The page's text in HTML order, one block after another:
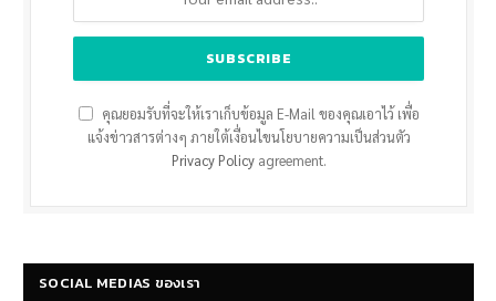
คุณยอมรับที่จะให้เราเก็บข้อมูล E-Mail ของคุณเอาไว้ เพื่อ
แจ้งข่าวสารต่างๆ ภายใต้เงื่อนไขนโยบายความเป็นส่วนตัว
Privacy Policyagreement.
SOCIAL MEDIAS ของเรา